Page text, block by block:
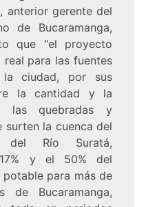
anterior gerente del
de Bucaramanga,
que “el proyecto
real para las fuentes
la ciudad, por sus
la cantidad y la
las quebradas y
surten la cuenca del
del Río Suratá,
y el 50% del
para más de
de Bucaramanga,